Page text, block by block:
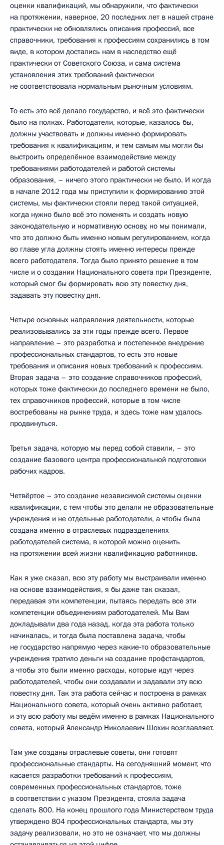
оценки квалификаций, мы обнаружили, что фактически
на протяжении, наверное, 20 последних лет в нашей стране
практически не обновлялись описания профессий, все
справочники, требования к профессиям сохранились в том
виде, в котором достались нам в наследство ещё
практически от Советского Союза, и сама система
установления этих требований фактически
не соответствовала нормальным рыночным условиям.
То есть это всё делало государство, и всё это фактически
было на полках. Работодатели, которые, казалось бы,
должны участвовать и должны именно формировать
требования к квалификациям, и тем самым мы могли бы
выстроить определённое взаимодействие между
требованиями работодателей и работой системы
образования, – ничего этого практически не было. И когда
в начале 2012 года мы приступили к формированию этой
системы, мы фактически стояли перед такой ситуацией,
когда нужно было всё это поменять и создать новую
законодательную и нормативную основу, но мы понимали,
что это должно быть именно новым регулированием, когда
во главе угла должны стоять именно интересы прежде
всего работодателя. Тогда было принято решение в том
числе и о создании Национального совета при Президенте,
который смог бы формировать всю эту повестку дня,
задавать эту повестку дня.
Четыре основных направления деятельности, которые
реализовывались за эти годы прежде всего. Первое
направление – это разработка и постепенное внедрение
профессиональных стандартов, то есть это новые
требования и описания новых требований к профессиям.
Вторая задача – это создание справочников профессий,
которых тоже фактически до последнего времени не было,
тех справочников профессий, которые в том числе
востребованы на рынке труда, и здесь тоже нам удалось
продвинуться.
Третья задача, которую мы перед собой ставили, – это
создание базового центра профессиональной подготовки
рабочих кадров.
Четвёртое – это создание независимой системы оценки
квалификации, с тем чтобы это делали не образовательные
учреждения и не отдельные работодатели, а чтобы была
создана именно в отраслевых подразделениях
работодателей система, в которой можно оценить
на протяжении всей жизни квалификацию работников.
Как я уже сказал, всю эту работу мы выстраивали именно
на основе взаимодействия, я бы даже так сказал,
передавая эти компетенции, пытаясь передать все эти
компетенции объединениям работодателей. Мы Вам
докладывали два года назад, когда эта работа только
начиналась, и тогда была поставлена задача, чтобы
не государство напрямую через какие‑то образовательные
учреждения тратило деньги на создание профстандартов,
а чтобы это были именно расходы, которые идут через
работодателей, чтобы они создавали и задавали эту всю
повестку дня. Так эта работа сейчас и построена в рамках
Национального совета, который очень активно работает,
и эту всю работу мы ведём именно в рамках Национального
совета, который Александр Николаевич Шохин возглавляет.
Там уже созданы отраслевые советы, они готовят
профессиональные стандарты. На сегодняшний момент, что
касается разработки требований к профессиям,
современных профессиональных стандартов, тоже
в соответствии с указом Президента, стояла задача
сделать 800. На конец прошлого года Министерством труда
утверждено 804 профессиональных стандарта, мы эту
задачу реализовали, но это не означает, что мы должны